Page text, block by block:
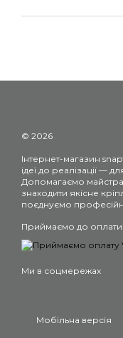
© 2026
Інтернет-магазин
ідеї до реалізації —
Допомагаємо
знаходити якісне
поєднуємо
Приймаємо до оплати
Ми в соцмережах
Мобільна версія